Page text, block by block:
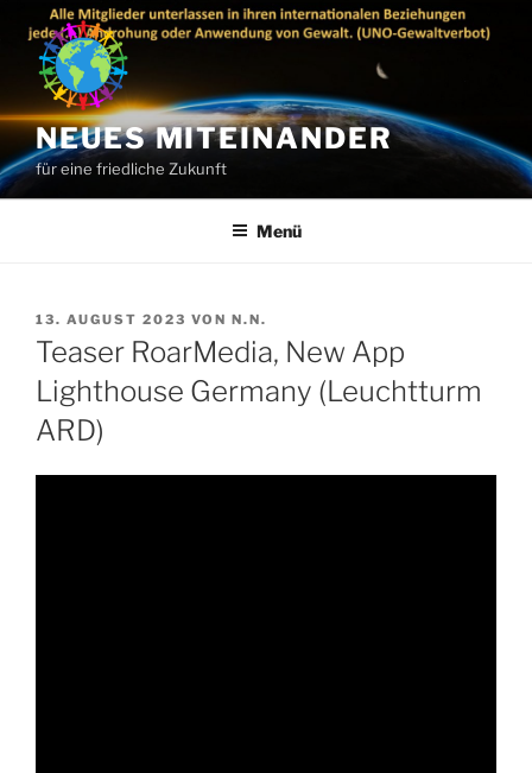
Inhalt
springen
NEUES MITEINANDER
für eine friedliche Zukunft
Menü
VERÖFFENTLICHT
AM
13. AUGUST 2023 VON N.N.
Teaser RoarMedia, New App
Lighthouse Germany (Leuchtturm
ARD)